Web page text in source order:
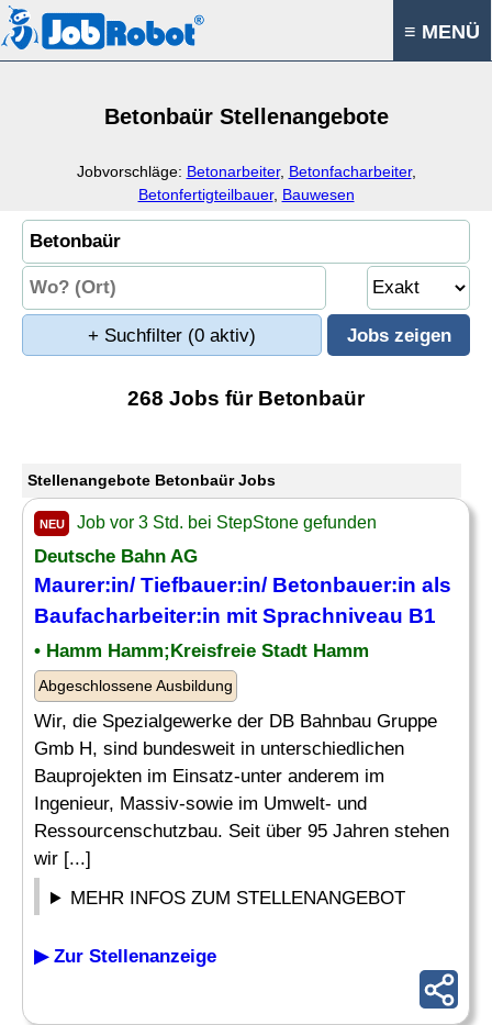
≡ MENÜ
Betonbaür Stellenangebote
Jobvorschläge: Betonarbeiter, Betonfacharbeiter,
Betonfertigteilbauer, Bauwesen
+ Suchfilter (0 aktiv)
268 Jobs für Betonbaür
Stellenangebote Betonbaür Jobs
NEU Job vor 3 Std. bei StepStone gefunden
Deutsche Bahn AG
Maurer:in/ Tiefbauer:in/ Betonbauer:in als
Baufacharbeiter:in mit Sprachniveau B1
• Hamm Hamm;Kreisfreie Stadt Hamm
Abgeschlossene Ausbildung
Wir, die Spezialgewerke der DB Bahnbau Gruppe
Gmb H, sind bundesweit in unterschiedlichen
Bauprojekten im Einsatz-unter anderem im
Ingenieur, Massiv-sowie im Umwelt- und
Ressourcenschutzbau. Seit über 95 Jahren stehen
wir [...]
MEHR INFOS ZUM STELLENANGEBOT
▶ Zur Stellenanzeige